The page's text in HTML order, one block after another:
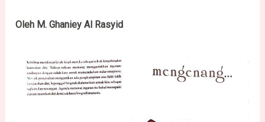
Oleh M. Ghaniey Al Rasyid